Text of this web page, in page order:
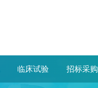
临床试验 招标采购